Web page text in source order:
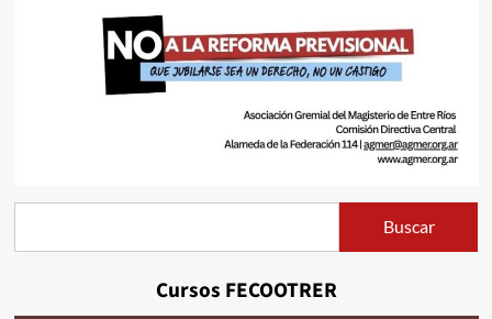
Buscar
Cursos FECOOTRER